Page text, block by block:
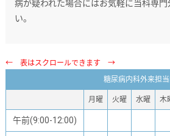
病が疑われた場合にはお気軽に当科専
い。
糖尿病内科外来担
月曜 火曜 水曜 木
午前(9:00-12:00)